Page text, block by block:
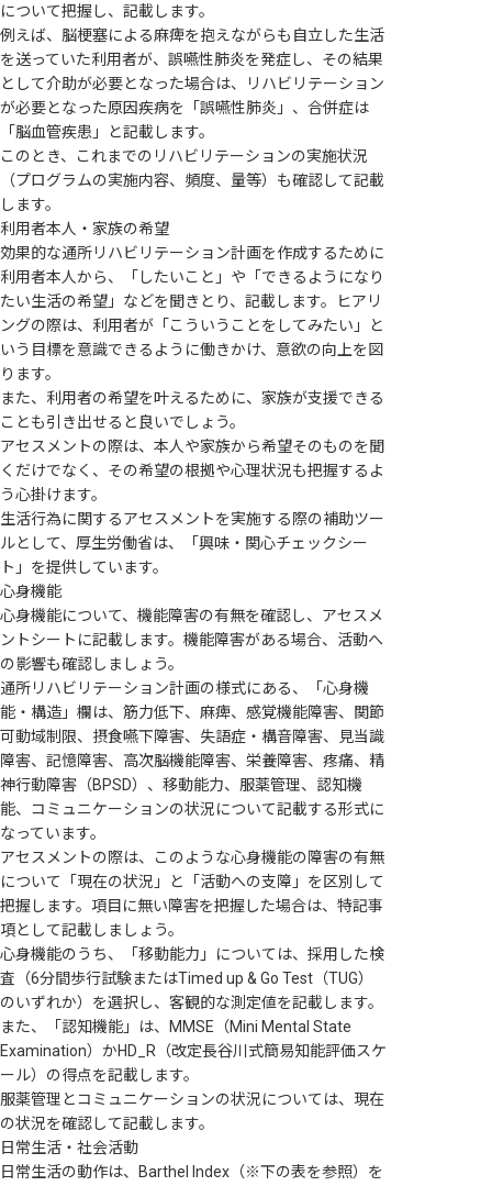
について把握し、記載します。
例えば、脳梗塞による麻痺を抱えながらも自立した生活
を送っていた利用者が、誤嚥性肺炎を発症し、その結果
として介助が必要となった場合は、リハビリテーション
が必要となった原因疾病を「誤嚥性肺炎」、合併症は
「脳血管疾患」と記載します。
このとき、これまでのリハビリテーションの実施状況
（プログラムの実施内容、頻度、量等）も確認して記載
します。
利用者本人・家族の希望
効果的な通所リハビリテーション計画を作成するために
利用者本人から、「したいこと」や「できるようになり
たい生活の希望」などを聞きとり、記載します。ヒアリ
ングの際は、利用者が「こういうことをしてみたい」と
いう目標を意識できるように働きかけ、意欲の向上を図
ります。
また、利用者の希望を叶えるために、家族が支援できる
ことも引き出せると良いでしょう。
アセスメントの際は、本人や家族から希望そのものを聞
くだけでなく、その希望の根拠や心理状況も把握するよ
う心掛けます。
生活行為に関するアセスメントを実施する際の補助ツー
ルとして、厚生労働省は、「興味・関心チェックシー
ト」を提供しています。
心身機能
心身機能について、機能障害の有無を確認し、アセスメ
ントシートに記載します。機能障害がある場合、活動へ
の影響も確認しましょう。
通所リハビリテーション計画の様式にある、「心身機
能・構造」欄は、筋力低下、麻痺、感覚機能障害、関節
可動域制限、摂食嚥下障害、失語症・構音障害、見当識
障害、記憶障害、高次脳機能障害、栄養障害、疼痛、精
神行動障害（BPSD）、移動能力、服薬管理、認知機
能、コミュニケーションの状況について記載する形式に
なっています。
アセスメントの際は、このような心身機能の障害の有無
について「現在の状況」と「活動への支障」を区別して
把握します。項目に無い障害を把握した場合は、特記事
項として記載しましょう。
心身機能のうち、「移動能力」については、採用した検
査（6分間歩行試験またはTimed up & Go Test（TUG）
のいずれか）を選択し、客観的な測定値を記載します。
また、「認知機能」は、MMSE（Mini Mental State
Examination）かHD_R（改定長谷川式簡易知能評価スケ
ール）の得点を記載します。
服薬管理とコミュニケーションの状況については、現在
の状況を確認して記載します。
日常生活・社会活動
日常生活の動作は、Barthel Index（※下の表を参照）を